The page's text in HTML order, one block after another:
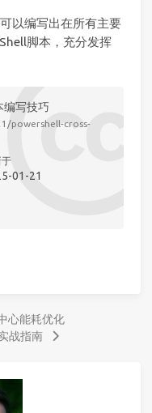
以编写出在所有主要
脚本，充分发挥
编写技巧
powershell-cross-
01-21
心能耗优化
战指南